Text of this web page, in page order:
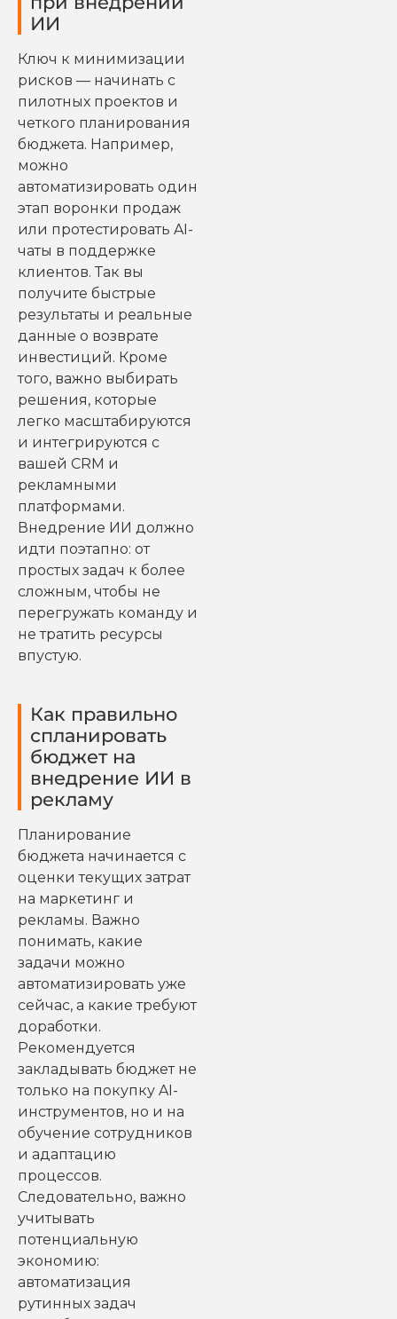
ИИ
Ключ к минимизации
рисков — начинать с
пилотных проектов и
четкого планирования
бюджета. Например,
можно
автоматизировать один
этап воронки продаж
или протестировать AI-
чаты в поддержке
клиентов. Так вы
получите быстрые
результаты и реальные
данные о возврате
инвестиций. Кроме
того, важно выбирать
решения, которые
легко масштабируются
и интегрируются с
вашей CRM и
рекламными
платформами.
Внедрение ИИ должно
идти поэтапно: от
простых задач к более
сложным, чтобы не
перегружать команду и
не тратить ресурсы
впустую.
Как правильно
спланировать
бюджет на
внедрение ИИ в
рекламу
Планирование
бюджета начинается с
оценки текущих затрат
на маркетинг и
рекламы. Важно
понимать, какие
задачи можно
автоматизировать уже
сейчас, а какие требуют
доработки.
Рекомендуется
закладывать бюджет не
только на покупку AI-
инструментов, но и на
обучение сотрудников
и адаптацию
процессов.
Следовательно, важно
учитывать
потенциальную
экономию:
автоматизация
рутинных задач